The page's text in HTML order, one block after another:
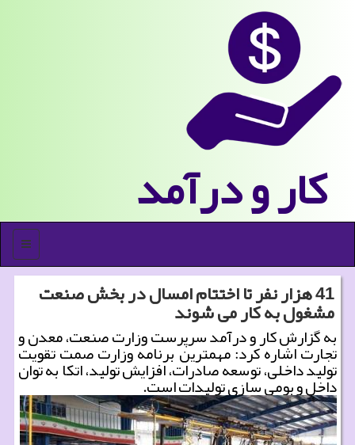
كار و درآمد
منو
41 هزار نفر تا اختتام امسال در بخش صنعت
مشغول به كار می شوند
به گزارش كار و درآمد سرپرست وزارت صنعت، معدن و
تجارت اشاره كرد: مهمترین برنامه وزارت صمت تقویت
تولید داخلی، توسعه صادرات، افزایش تولید، اتكا به توان
داخل و بومی سازی تولیدات است.